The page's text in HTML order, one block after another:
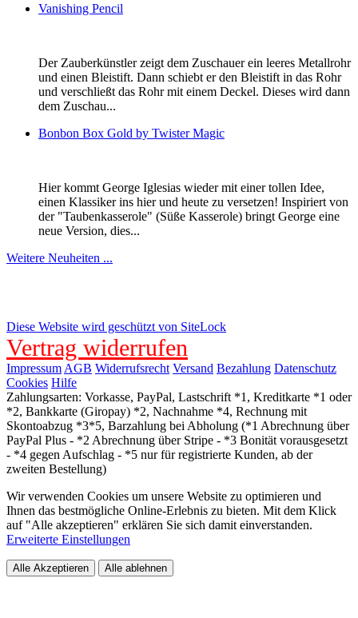
Vanishing Pencil
Der Zauberkünstler zeigt dem Zuschauer ein leeres Metallrohr
und einen Bleistift. Dann schiebt er den Bleistift in das Rohr
und verschließt das Rohr mit einem Deckel. Dieses wird dann
dem Zuschau...
Bonbon Box Gold by Twister Magic
Hier kommt George Iglesias wieder mit einer tollen Idee,
einen Klassiker ins hier und heute zu versetzen! Inspiriert von
der "Taubenkasserole" (Süße Kasserole) bringt George eine
neue Version, dies...
Weitere Neuheiten ...
Diese Website wird geschützt von SiteLock
Vertrag widerrufen
Impressum AGB Widerrufsrecht Versand Bezahlung Datenschutz
Cookies Hilfe
Zahlungsarten: Vorkasse, PayPal, Lastschrift *1, Kreditkarte *1 oder
*2, Bankkarte (Giropay) *2, Nachnahme *4, Rechnung mit
Skontoabzug *3*5, Barzahlung bei Abholung (*1 Abrechnung über
PayPal Plus - *2 Abrechnung über Stripe - *3 Bonität vorausgesetzt
- *4 gegen Aufschlag - *5 nur für registrierte Kunden, ab der
zweiten Bestellung)
Wir verwenden Cookies um unsere Website zu optimieren und
Ihnen das bestmögliche Online-Erlebnis zu bieten. Mit dem Klick
auf "Alle akzeptieren" erklären Sie sich damit einverstanden.
Erweiterte Einstellungen
Alle Akzeptieren Alle ablehnen